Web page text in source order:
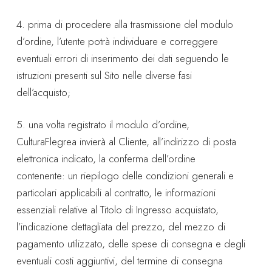
4. prima di procedere alla trasmissione del modulo
d’ordine, l’utente potrà individuare e correggere
eventuali errori di inserimento dei dati seguendo le
istruzioni presenti sul Sito nelle diverse fasi
dell’acquisto;
5. una volta registrato il modulo d’ordine,
CulturaFlegrea invierà al Cliente, all’indirizzo di posta
elettronica indicato, la conferma dell’ordine
contenente: un riepilogo delle condizioni generali e
particolari applicabili al contratto, le informazioni
essenziali relative al Titolo di Ingresso acquistato,
l’indicazione dettagliata del prezzo, del mezzo di
pagamento utilizzato, delle spese di consegna e degli
eventuali costi aggiuntivi, del termine di consegna